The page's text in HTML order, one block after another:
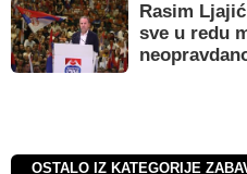
Rasim
sve u redu
OSTALO IZ KATEGORIJE